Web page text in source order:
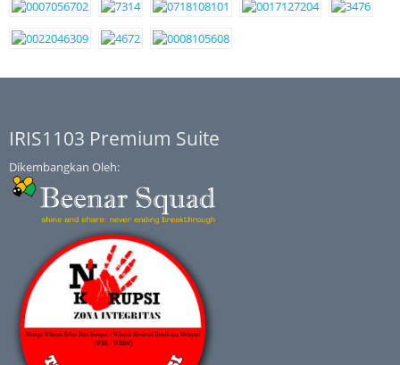
IRIS1103 Premium Suite
Dikembangkan Oleh: